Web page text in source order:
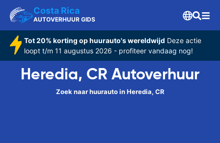
Costa Rica
AUTOVERHUUR GIDS
Tot 20% korting op huurauto's wereldwijd Deze actie
loopt t/m 11 augustus 2026 - profiteer vandaag nog!
Heredia, CR Autoverhuur
Zoek naar huurauto in Heredia, CR